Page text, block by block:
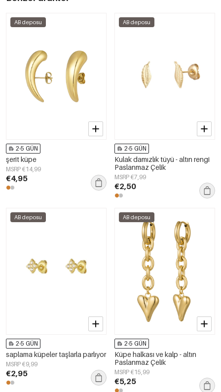
AB deposu
2-5 GÜN
şerit küpe
MSRP €14,99
€4,95
AB deposu
2-5 GÜN
Kulak damızlık tüyü - altın rengi
Paslanmaz Çelik
MSRP €7,99
€2,50
AB deposu
2-5 GÜN
saplama küpeler taşlarla parlıyor
MSRP €9,99
€2,95
AB deposu
2-5 GÜN
Küpe halkası ve kalp - altın
Paslanmaz Çelik
MSRP €15,99
€5,25